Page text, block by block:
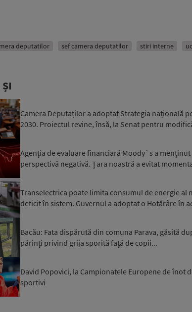
deputatilor sef camera deputatilor stiri interne
Camera Deputaților a adoptat Strategia națională
2030. Proiectul revine, însă, la Senat pentru
Agenția de evaluare financiară Moody`s a menținut
perspectivă negativă. Țara noastră a evitat
Transelectrica poate limita consumul de energie al
deficit în sistem. Guvernul a adoptat o Hotărâre în
Bacău: Fata dispărută din comuna Parava, găsită
părinți privind grija sporită față de copii...
David Popovici, la Campionatele Europene de înot
sportivi